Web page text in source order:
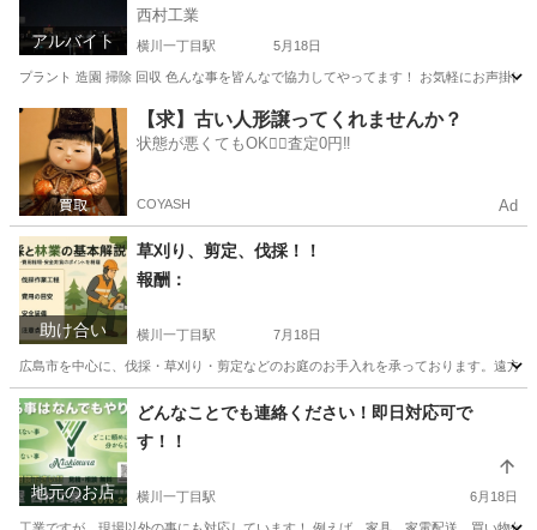
アルバイト
西村工業
横川一丁目駅 5月18日
プラント 造園 掃除 回収 色んな事を皆んなで協力してやってます！ お気軽にお声掛け
広島 広島市 横川一丁目駅 その他 プラント
【求】古い人形譲ってくれませんか？
状態が悪くてもOK🙆‍♀️査定0円‼️
COYASH Ad
助け合い
草刈り、剪定、伐採！！
報酬：
横川一丁目駅 7月18日
広島市を中心に、伐採・草刈り・剪定などのお庭のお手入れを承っております。遠方
広島 広島市 横川一丁目駅 手伝いたい/助けたい
地元のお店
どんなことでも連絡ください！即日対応可で
す！！
横川一丁目駅 6月18日